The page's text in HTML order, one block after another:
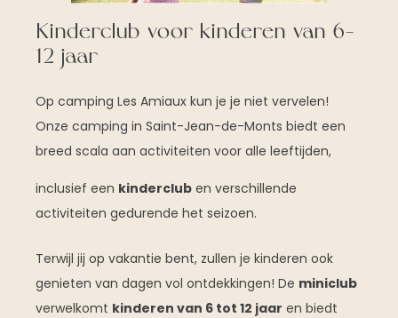
Kinderclub voor kinderen van 6-
12 jaar
Op camping Les Amiaux kun je je niet vervelen!
Onze camping in Saint-Jean-de-Monts biedt een
breed scala aan activiteiten voor alle leeftijden,
inclusief een kinderclub en verschillende
activiteiten gedurende het seizoen.
Terwijl jij op vakantie bent, zullen je kinderen ook
genieten van dagen vol ontdekkingen! De miniclub
verwelkomt kinderen van 6 tot 12 jaar en biedt